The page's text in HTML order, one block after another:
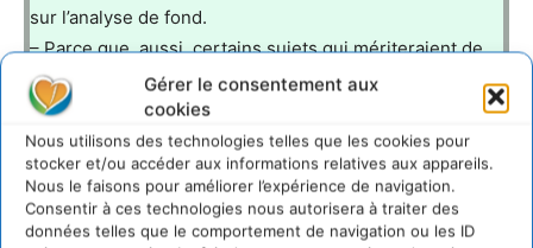
Gérer le consentement aux
cookies
Nous utilisons des technologies telles que les cookies pour
stocker et/ou accéder aux informations relatives aux appareils.
Nous le faisons pour améliorer l’expérience de navigation.
Consentir à ces technologies nous autorisera à traiter des
données telles que le comportement de navigation ou les ID
sur l’analyse de fond.
– Parce que, aussi, certains sujets qui mériteraient de
faire l’actualité sont occultés, faute de savoir se faire
entendre.
Le besoin se fait donc sentir d’ouvrages destinés à
fournir des éclairages sur l’actualité, écrits par des
spécialistes (chercheurs, universitaires, journalistes